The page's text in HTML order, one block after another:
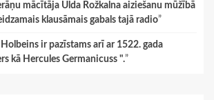
mācītāja Ulda Rožkalna aiziešanu mūžībā
klausāmais gabals tajā radio”
ir pazīstams arī ar 1522. gada
kā Hercules Germanicuss ".”